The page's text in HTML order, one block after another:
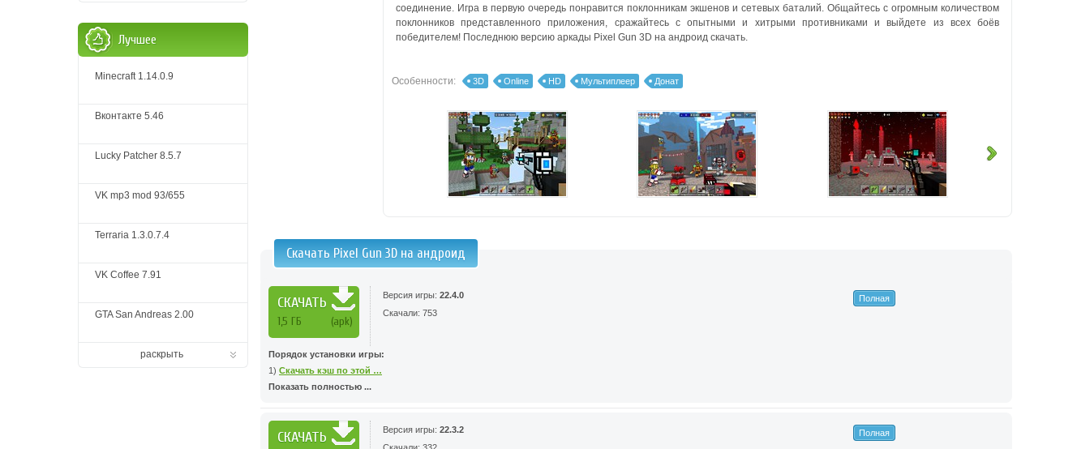
соединение. Игра в первую очередь понравится поклонникам экшенов и сетевых баталий. Общайтесь с огромным количеством
поклонников представленного приложения, сражайтесь с опытными и хитрыми противниками и выйдете из всех боёв
победителем! Последнюю версию аркады Pixel Gun 3D на андроид скачать.
Особенности: 3D Online HD Мультиплеер Донат
Скачать Pixel Gun 3D на андроид
СКАЧАТЬ
1,5 ГБ (apk)
Версия игры: 22.4.0
Скачали: 753
Полная
Порядок установки игры:
1) Скачать кэш по этой …
Показать полностью ...
СКАЧАТЬ Версия игры: 22.3.2
Полная
Лучшее
Minecraft 1.14.0.9
Вконтакте 5.46
Lucky Patcher 8.5.7
VK mp3 mod 93/655
Terraria 1.3.0.7.4
VK Coffee 7.91
GTA San Andreas 2.00
раскрыть